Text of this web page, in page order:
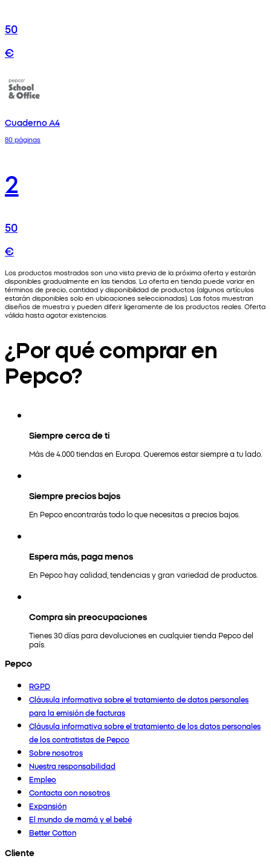
50
€
Cuaderno A4
80 páginas
2
50
€
Los productos mostrados son una vista previa de la próxima oferta y estarán
disponibles gradualmente en las tiendas. La oferta en tienda puede variar en
términos de precio, cantidad y disponibilidad de productos (algunos artículos
estarán disponibles solo en ubicaciones seleccionadas). Las fotos muestran
diseños de muestra y pueden diferir ligeramente de los productos reales. Oferta
válida hasta agotar existencias.
¿Por qué comprar en
Pepco?
Siempre cerca de ti
Más de 4.000 tiendas en Europa. Queremos estar siempre a tu lado.
Siempre precios bajos
En Pepco encontrarás todo lo que necesitas a precios bajos.
Espera más, paga menos
En Pepco hay calidad, tendencias y gran variedad de productos.
Compra sin preocupaciones
Tienes 30 días para devoluciones en cualquier tienda Pepco del
país.
Pepco
RGPD
Cláusula informativa sobre el tratamiento de datos personales
para la emisión de facturas
Cláusula informativa sobre el tratamiento de los datos personales
de los contratistas de Pepco
Sobre nosotros
Nuestra responsabilidad
Empleo
Contacta con nosotros
Expansión
El mundo de mamá y el bebé
Better Cotton
Cliente